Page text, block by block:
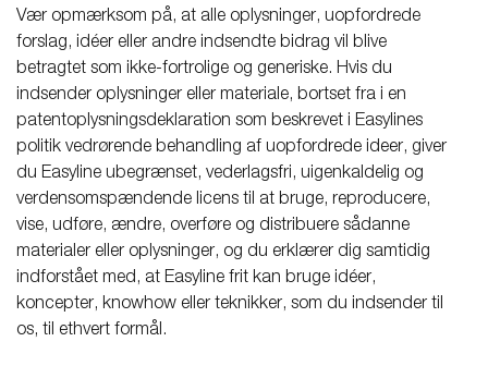
Vær opmærksom på, at alle oplysninger, uopfordrede
forslag, idéer eller andre indsendte bidrag vil blive
betragtet som ikke-fortrolige og generiske. Hvis du
indsender oplysninger eller materiale, bortset fra i en
patentoplysningsdeklaration som beskrevet i Easylines
politik vedrørende behandling af uopfordrede ideer, giver
du Easyline ubegrænset, vederlagsfri, uigenkaldelig og
verdensomspændende licens til at bruge, reproducere,
vise, udføre, ændre, overføre og distribuere sådanne
materialer eller oplysninger, og du erklærer dig samtidig
indforstået med, at Easyline frit kan bruge idéer,
koncepter, knowhow eller teknikker, som du indsender til
os, til ethvert formål.